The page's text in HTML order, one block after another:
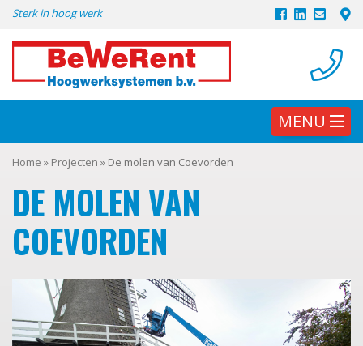
Skip
content
Sterk in hoog werk
MENU
Home » Projecten » De molen van Coevorden
DE MOLEN VAN
COEVORDEN